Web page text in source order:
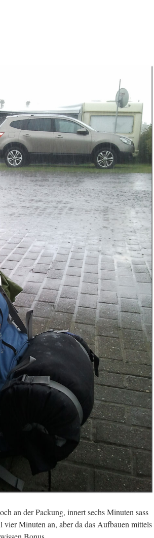
an der Packung, innert sechs Minuten sass
Minuten an, aber da das Aufbauen mittels